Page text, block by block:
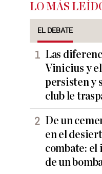
LO MÁS
EL DEBATE
Las
Vinicius y
persisten y
club le
De un
en el
combate:
de un